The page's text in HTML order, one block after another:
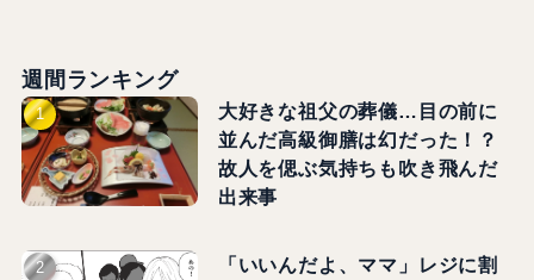
週間ランキング
大好きな祖父の葬儀…目の前に
並んだ高級御膳は幻だった！？
故人を偲ぶ気持ちも吹き飛んだ
出来事
「いいんだよ、ママ」レジに割